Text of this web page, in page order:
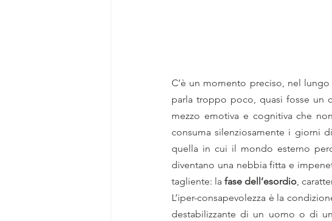
C’è un momento preciso, nel
parla troppo poco, quasi fosse un
mezzo emotiva e cognitiva che
consuma silenziosamente i giorni
quella in cui il mondo esterno
diventano una nebbia fitta e
tagliente: la fase dell’esordio,
L’iper-consapevolezza è la
destabilizzante di un uomo o di